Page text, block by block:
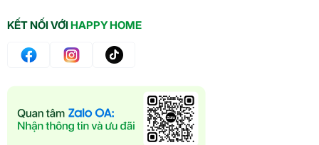
KẾT NỐI VỚIHAPPY HOME